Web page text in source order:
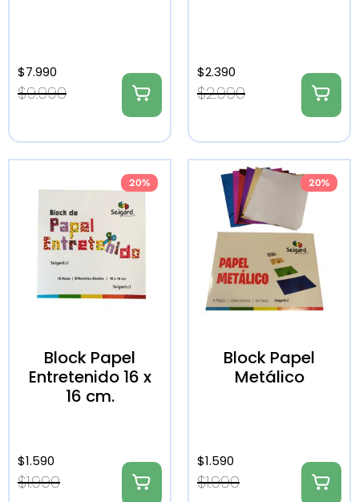
$9.990
$7.990
$2.990
$2.390
20%
Block Papel
Entretenido 16 x
16 cm.
$1.990
$1.590
20%
Block Papel
Metálico
$1.990
$1.590